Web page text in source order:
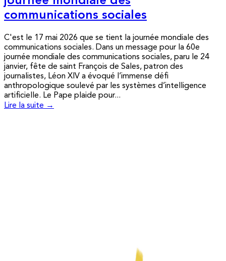
communications sociales
C'est le 17 mai 2026 que se tient la journée mondiale des
communications sociales. Dans un message pour la 60e
journée mondiale des communications sociales, paru le 24
janvier, fête de saint François de Sales, patron des
journalistes, Léon XIV a évoqué l’immense défi
anthropologique soulevé par les systèmes d’intelligence
artificielle. Le Pape plaide pour...
Lire la suite →